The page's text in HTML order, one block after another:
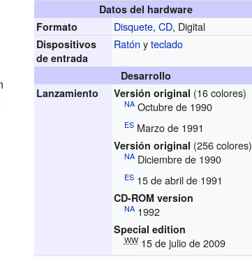
Datos del hardware
Formato
Disquete,CD, Digital
Dispositivos
de entrada
Ratón yteclado
Desarrollo
Lanzamiento
Versión original (16 colores)
NAOctubre de 1990
ESMarzo de 1991
Versión original (256 colores)
NADiciembre de 1990
ES15 de abril de 1991
CD-ROM version
NA1992
Special edition
WW15 de julio de 2009